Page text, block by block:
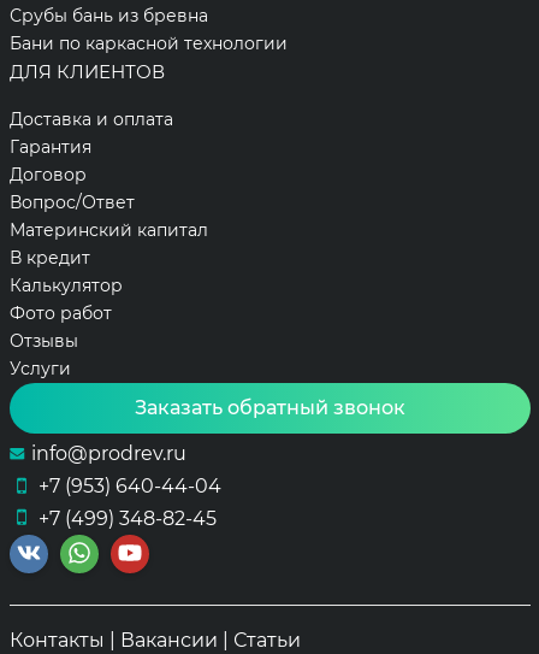
Срубы бань из бревна
Бани по каркасной технологии
ДЛЯ КЛИЕНТОВ
Доставка и оплата
Гарантия
Договор
Вопрос/Ответ
Материнский капитал
В кредит
Калькулятор
Фото работ
Отзывы
Услуги
Заказать обратный звонок
info@prodrev.ru
+7 (953) 640-44-04
+7 (499) 348-82-45
Контакты Вакансии
Статьи